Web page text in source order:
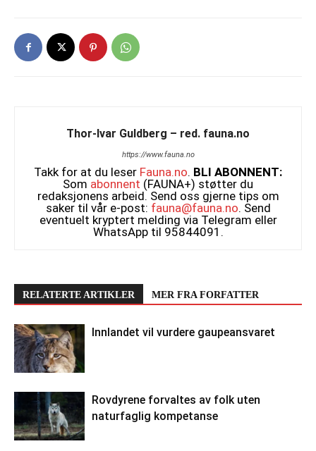
Thor-Ivar Guldberg – red. fauna.no
https://www.fauna.no
Takk for at du leser Fauna.no. BLI ABONNENT:
Som abonnent (FAUNA+) støtter du
redaksjonens arbeid. Send oss gjerne tips om
saker til vår e-post: fauna@fauna.no. Send
eventuelt kryptert melding via Telegram eller
WhatsApp til 95844091.
RELATERTE ARTIKLER MER FRA FORFATTER
Innlandet vil vurdere gaupeansvaret
Rovdyrene forvaltes av folk uten
naturfaglig kompetanse